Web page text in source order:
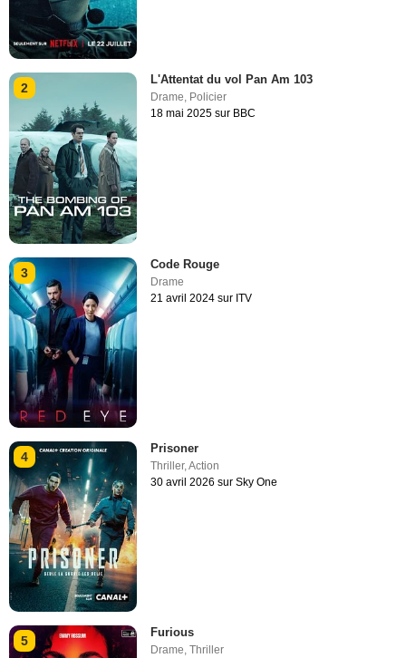
2
L'Attentat du vol Pan Am 103
Drame, Policier
18 mai 2025 sur BBC
3
Code Rouge
Drame
21 avril 2024 sur ITV
4
Prisoner
Thriller,Action
30 avril 2026 sur Sky One
5
Furious
Drame,Thriller